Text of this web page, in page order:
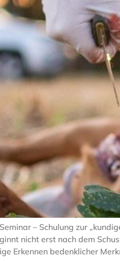
– Schulung zur
nicht erst nach dem
Erkennen bedenklicher